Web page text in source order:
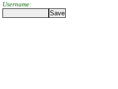
Username: